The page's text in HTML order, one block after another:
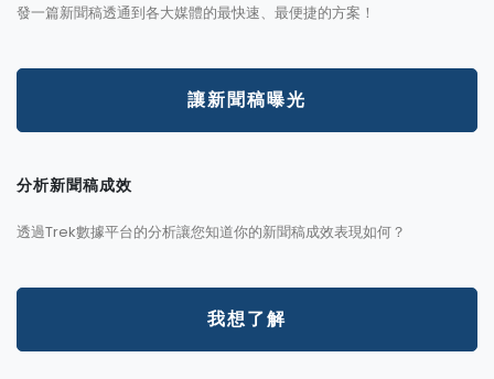
發一篇新聞稿透通到各大媒體的最快速、最便捷的方案！
讓新聞稿曝光
分析新聞稿成效
透過Trek數據平台的分析讓您知道你的新聞稿成效表現如何？
我想了解